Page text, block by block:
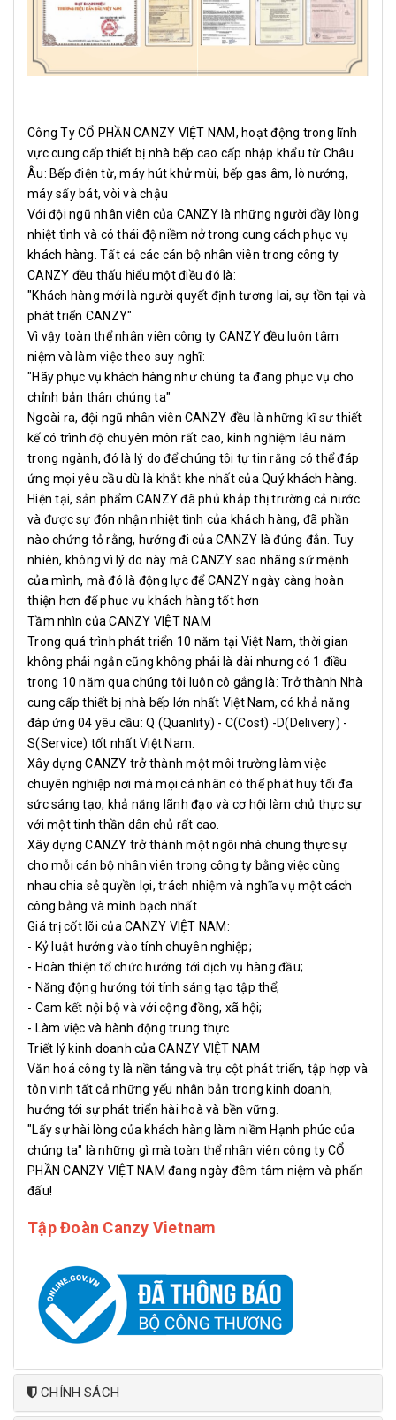
Công Ty CỔ PHẦN CANZY VIỆT NAM, hoạt động trong lĩnh
vực cung cấp thiết bị nhà bếp cao cấp nhập khẩu từ Châu
Âu: Bếp điện từ, máy hút khử mùi, bếp gas âm, lò nướng,
máy sấy bát, vòi và chậu
Với đội ngũ nhân viên của CANZY là những người đầy lòng
nhiệt tình và có thái độ niềm nở trong cung cách phục vụ
khách hàng. Tất cả các cán bộ nhân viên trong công ty
CANZY đều thấu hiểu một điều đó là:
"Khách hàng mới là người quyết định tương lai, sự tồn tại và
phát triển CANZY"
Vì vậy toàn thể nhân viên công ty CANZY đều luôn tâm
niệm và làm việc theo suy nghĩ:
"Hãy phục vụ khách hàng như chúng ta đang phục vụ cho
chỉnh bản thân chúng ta"
Ngoài ra, đội ngũ nhân viên CANZY đều là những kĩ sư thiết
kế có trình độ chuyên môn rất cao, kinh nghiệm lâu năm
trong ngành, đó là lý do để chúng tôi tự tin rằng có thể đáp
ứng mọi yêu cầu dù là khắt khe nhất của Quý khách hàng.
Hiện tại, sản phẩm CANZY đã phủ khắp thị trường cả nước
và được sự đón nhận nhiệt tình của khách hàng, đã phần
nào chứng tỏ rằng, hướng đi của CANZY là đúng đắn. Tuy
nhiên, không vì lý do này mà CANZY sao nhãng sứ mệnh
của mình, mà đó là động lực để CANZY ngày càng hoàn
thiện hơn để phục vụ khách hàng tốt hơn
Tầm nhìn của CANZY VIỆT NAM
Trong quá trình phát triển 10 năm tại Việt Nam, thời gian
không phải ngắn cũng không phải là dài nhưng có 1 điều
trong 10 năm qua chúng tôi luôn cô gắng là: Trở thành Nhà
cung cấp thiết bị nhà bếp lớn nhất Việt Nam, có khả năng
đáp ứng 04 yêu cầu: Q (Quanlity) - C(Cost) -D(Delivery) -
S(Service) tốt nhất Việt Nam.
Xây dựng CANZY trở thành một môi trường làm việc
chuyên nghiệp nơi mà mọi cá nhân có thể phát huy tối đa
sức sáng tạo, khả năng lãnh đạo và cơ hội làm chủ thực sự
với một tinh thần dân chủ rất cao.
Xây dựng CANZY trở thành một ngôi nhà chung thực sự
cho mỗi cán bộ nhân viên trong công ty bằng việc cùng
nhau chia sẻ quyền lợi, trách nhiệm và nghĩa vụ một cách
công bằng và minh bạch nhất
Giá trị cốt lõi của CANZY VIỆT NAM:
- Kỷ luật hướng vào tính chuyên nghiệp;
- Hoàn thiện tổ chức hướng tới dịch vụ hàng đầu;
- Năng động hướng tới tính sáng tạo tập thể;
- Cam kết nội bộ và với cộng đồng, xã hội;
- Làm việc và hành động trung thực
Triết lý kinh doanh của CANZY VIỆT NAM
Văn hoá công ty là nền tảng và trụ cột phát triển, tập hợp và
tôn vinh tất cả những yếu nhân bản trong kinh doanh,
hướng tới sự phát triển hài hoà và bền vững.
"Lấy sự hài lòng của khách hàng làm niềm Hạnh phúc của
chúng ta" là những gì mà toàn thể nhân viên công ty CỔ
PHẦN CANZY VIỆT NAM đang ngày đêm tâm niệm và phấn
đấu!
Tập Đoàn Canzy Vietnam
CHÍNH SÁCH